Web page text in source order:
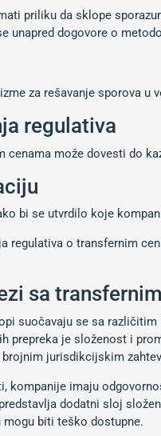
priliku da sklope
unapred dogovore o
za rešavanje sporova
regulativa
cenama može dovesti do
bi se utvrdilo koje
regulativa o transfernim
sa
suočavaju se sa
prepreka je složenost i
jurisdikcijskim
kompanije imaju
dodatni sloj
biti teško dostupne.